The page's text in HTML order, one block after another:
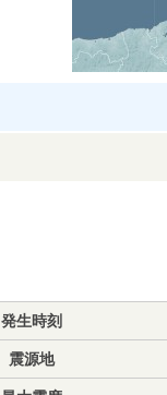
発生時刻
震源地